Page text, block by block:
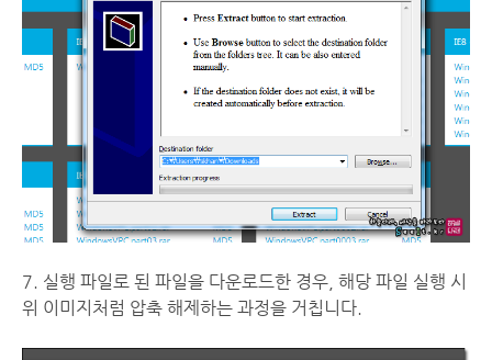
7. 실행 파일로 된 파일을 다운로드한 경우, 해당 파일 실행 시
위 이미지처럼 압축 해제하는 과정을 거칩니다.